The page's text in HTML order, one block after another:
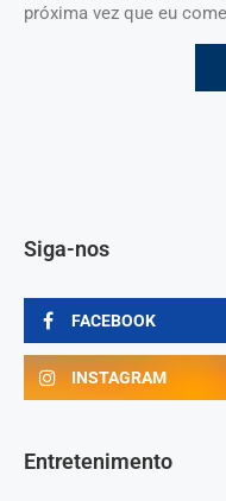
próxima vez que eu
Siga-nos
FACEBOOK
INSTAGRAM
Entretenimento